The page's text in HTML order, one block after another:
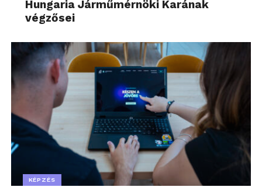
Hungaria Járműmérnöki Karának
végzősei
KÉPZÉS